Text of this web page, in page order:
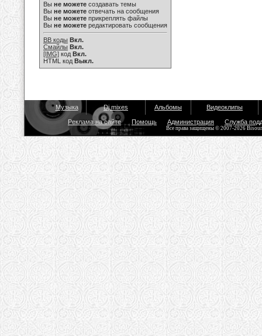
Вы не можете создавать темы
Вы не можете отвечать на сообщения
Вы не можете прикреплять файлы
Вы не можете редактировать сообщения
BB коды Вкл.
Смайлы Вкл.
[IMG] код Вкл.
HTML код Выкл.
Музыка Dj mixes Альбомы Видеоклипы
Реклама на сайте Помощь Администрация Служба
Все права защищены © 2007-2026